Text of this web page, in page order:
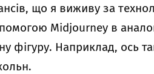
що я виживу за
Midjourney в
фігуру. Наприклад, ось